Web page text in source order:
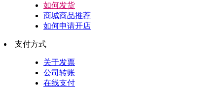
如何发货
商城商品推荐
如何申请开店
支付方式
关于发票
公司转账
在线支付